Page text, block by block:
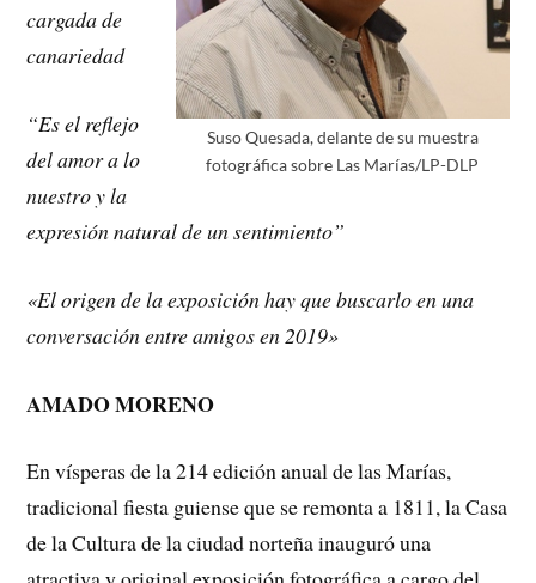
Suso Quesada, delante de su muestra
fotográfica sobre Las Marías/LP-DLP
cargada de
canariedad
“Es el reflejo
del amor a lo
nuestro y la
expresión natural de un sentimiento”
«El origen de la exposición hay que buscarlo en una
conversación entre amigos en 2019»
AMADO MORENO
En vísperas de la 214 edición anual de las Marías,
tradicional fiesta guiense que se remonta a 1811, la Casa
de la Cultura de la ciudad norteña inauguró una